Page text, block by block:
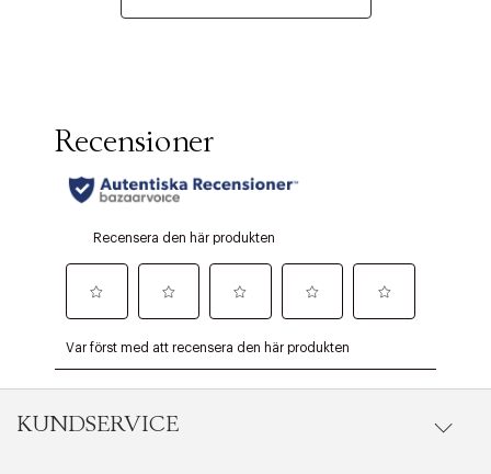
KUNDSERVICE